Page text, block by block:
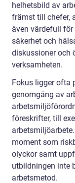
helhetsbild av
främst till chefer,
även värdefull
säkerhet och
diskussioner och
verksamheten.
Fokus ligger ofta
genomgång av
föreskrifter, till
moment som
olyckor samt
utbildningen inte
arbetsmetod.